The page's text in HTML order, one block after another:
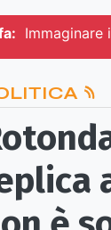
Immaginare